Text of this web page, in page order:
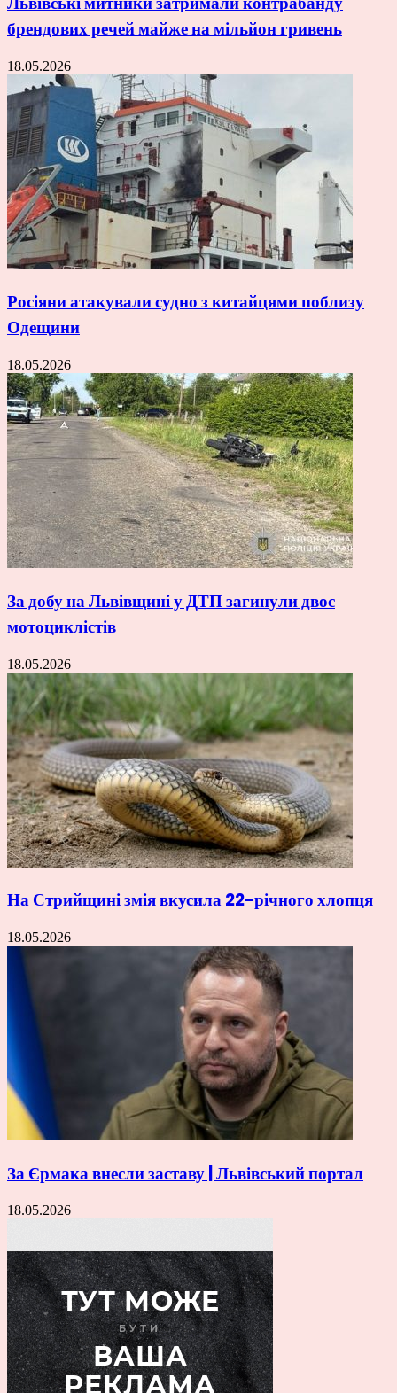
брендових речей майже на мільйон гривень
18.05.2026
Росіяни атакували судно з китайцями поблизу
Одещини
18.05.2026
За добу на Львівщині у ДТП загинули двоє
мотоциклістів
18.05.2026
На Стрийщині змія вкусила 22-річного хлопця
18.05.2026
За Єрмака внесли заставу | Львівський портал
18.05.2026